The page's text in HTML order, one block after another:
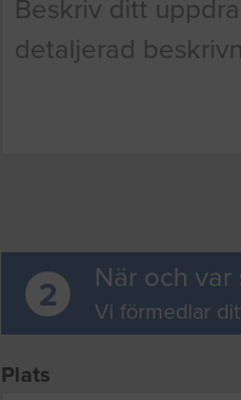
2 När och
Vi förmedlar
Plats